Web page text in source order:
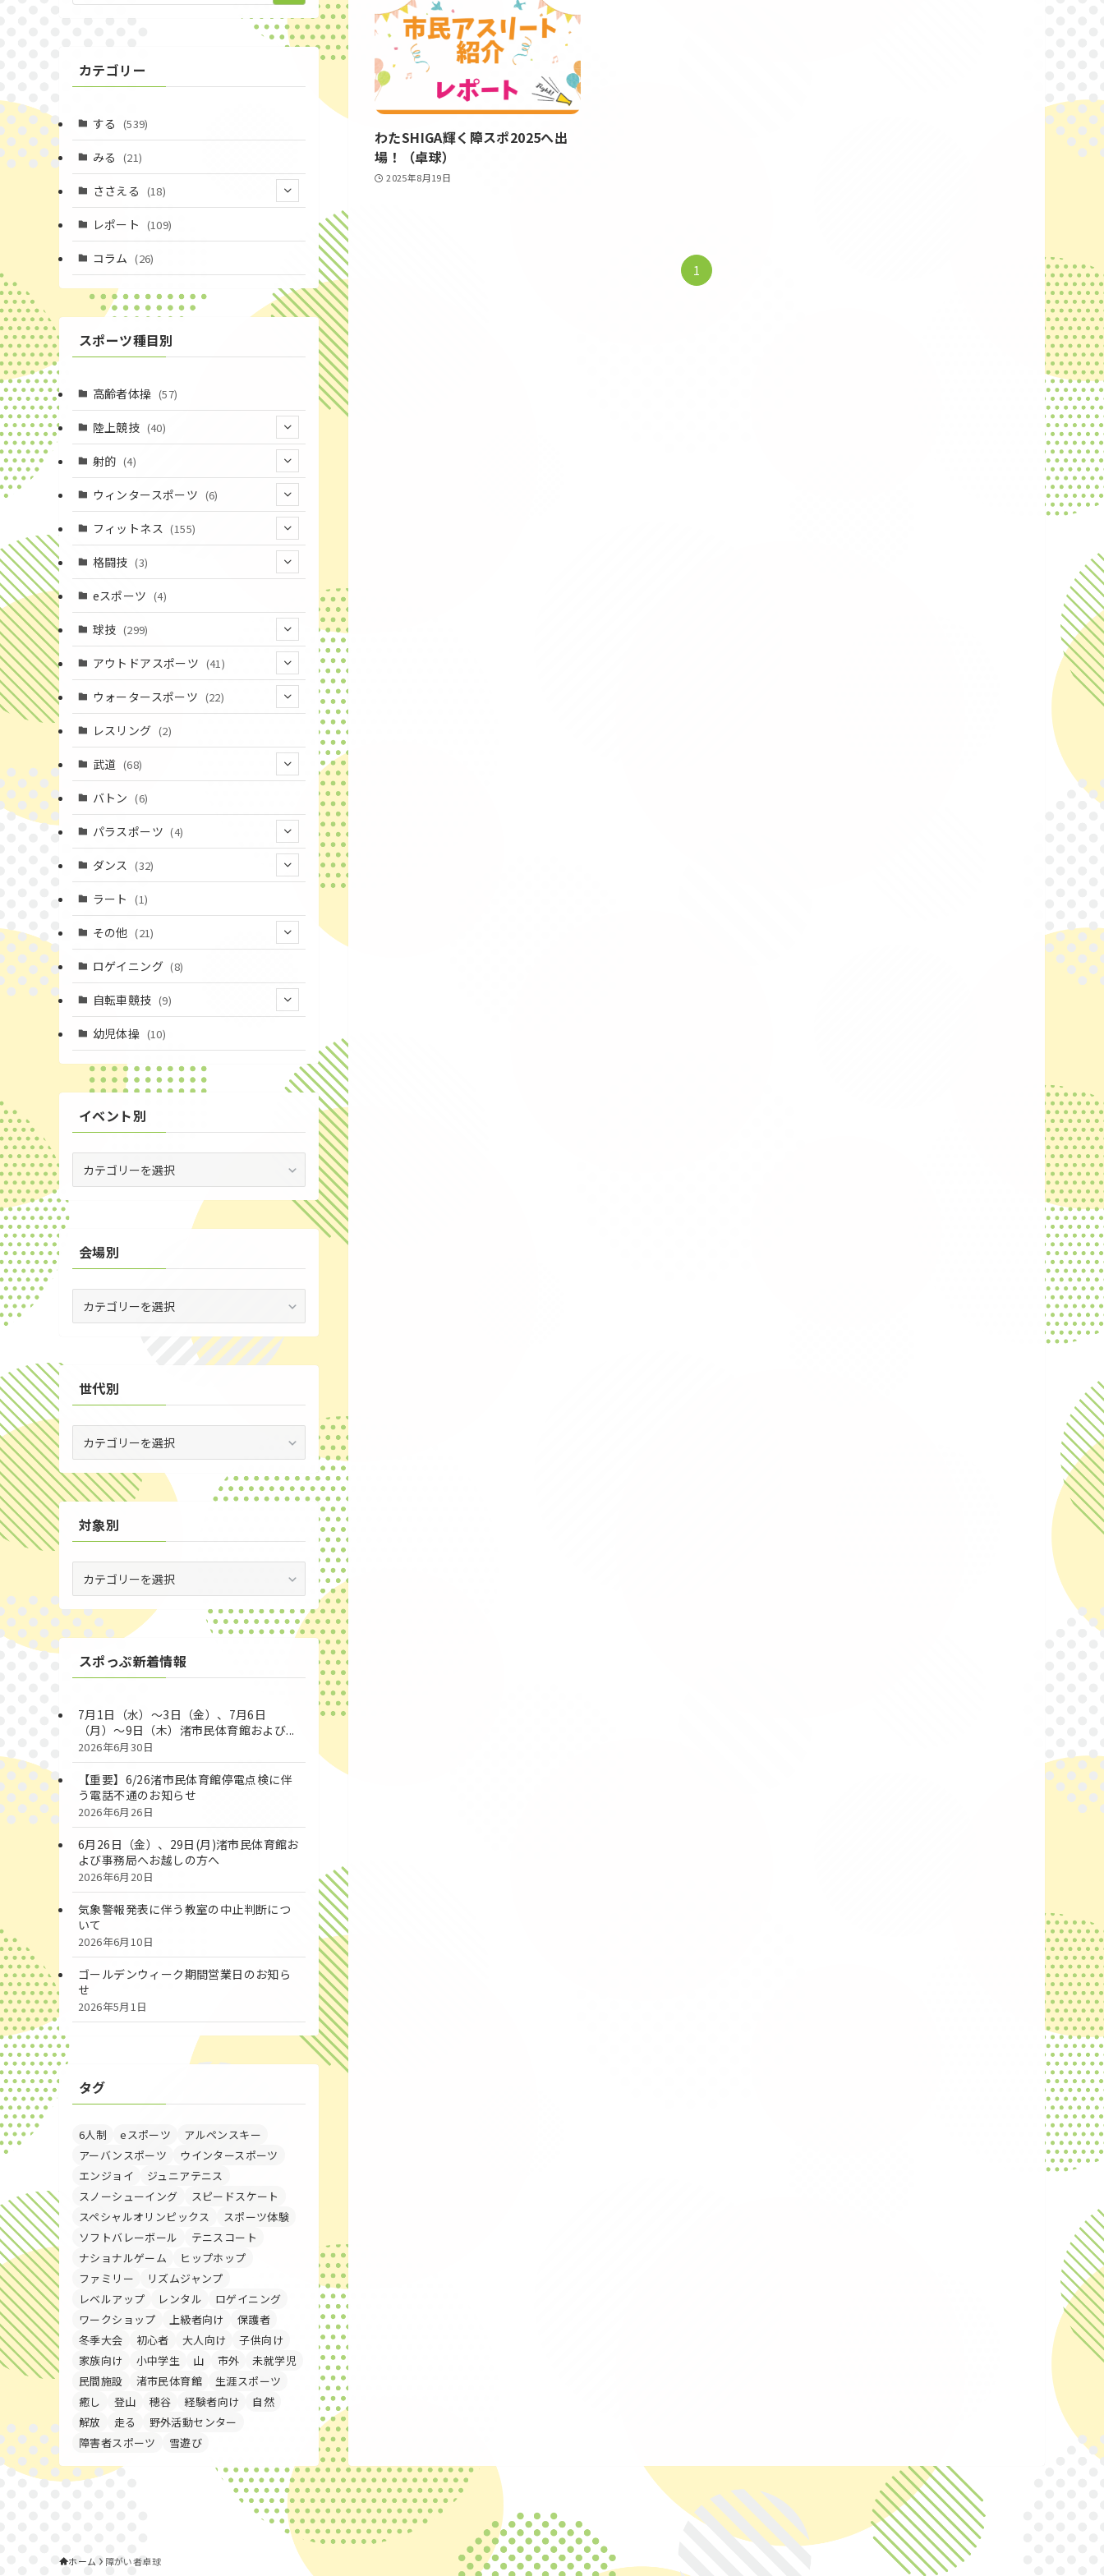
わたSHIGA輝く障スポ2025へ出
場！（卓球）
2025年8月19日
1
カテゴリー
する (539)
みる (21)
ささえる (18)
(4)
(1)
レポート (109)
コラム (26)
スポーツ種目別
高齢者体操 (57)
陸上競技 (40)
(2)
(1)
射的 (4)
(4)
ウィンタースポーツ (6)
(6)
フィットネス (155)
(16)
(37)
(18)
(43)
(52)
格闘技 (3)
(3)
eスポーツ (4)
球技 (299)
(20)
(14)
(10)
(16)
(12)
(19)
(11)
(3)
(14)
(4)
(20)
(6)
(72)
(3)
(2)
(29)
(35)
アウトドアスポーツ (41)
(4)
(8)
ウォータースポーツ (22)
(7)
(15)
(1)
レスリング (2)
武道 (68)
(23)
(10)
(16)
(6)
バトン (6)
パラスポーツ (4)
ダンス (32)
(3)
(2)
ラート (1)
その他 (21)
(4)
(1)
ロゲイニング (8)
自転車競技 (9)
幼児体操 (10)
イベント別
会場別
世代別
別
対象別
別
スポっぷ新着情報
7月1日（水）～3日（金）、7月6日
（月）～9日（木）渚市民体育館および...
2026年6月30日
【重要】6/26渚市民体育館停電点検に伴
う電話不通のお知らせ
2026年6月26日
6月26日（金）、29日(月)渚市民体育館お
よび事務局へお越しの方へ
2026年6月20日
気象警報発表に伴う教室の中止判断につ
いて
2026年6月10日
ゴールデンウィーク期間営業日のお知ら
せ
2026年5月1日
タグ
6人制 eスポーツ
アルペンスキー
アーバンスポーツ
ウインタースポーツ
エンジョイ
ジュニアテニス
スノーシューイング
スピードスケート
スペシャルオリンピックス
スポーツ体験
ソフトバレーボール
テニスコート
ナショナルゲーム
ヒップホップ
ファミリー
リズムジャンプ
レベルアップ
レンタル
ロゲイニング
ワークショップ
上級者向け
保護者
冬季大会
初心者 大人向け
子供向け
家族向け
小中学生 山 市外
未就学児
民間施設
渚市民体育館
生涯スポーツ
癒し
登山 穂谷 経験者向け
自然
解放
走る
野外活動センター
障害者スポーツ
雪遊び
ホーム 障がい者卓球